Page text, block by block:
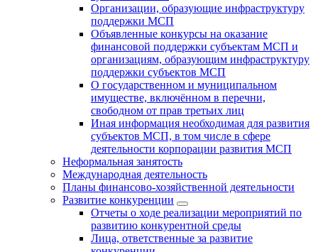
Организации, образующие инфраструктуру
поддержки МСП
Объявленные конкурсы на оказание
финансовой поддержки субъектам МСП и
организациям, образующим инфраструктуру
поддержки субъектов МСП
О государственном и муниципальном
имуществе, включённом в перечни,
свободном от прав третьих лиц
Иная информация необходимая для развития
субъектов МСП, в том числе в сфере
деятельности корпорации развития МСП
Неформальная занятость
Международная деятельность
Планы финансово-хозяйственной деятельности
Развитие конкуренции
Отчеты о ходе реализации мероприятий по
развитию конкурентной среды
Лица, ответственные за развитие